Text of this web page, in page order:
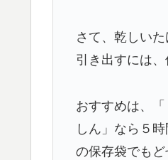
さて、乾しい
引き出すには
おすすめは、
しん」なら５
の保存袋でもど